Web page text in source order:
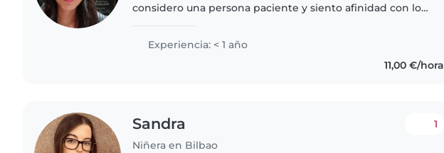
considero una persona paciente y siento afinidad con los
Experiencia: < 1 año
11,00 €/hora
Sandra
Niñera en Bilbao
1